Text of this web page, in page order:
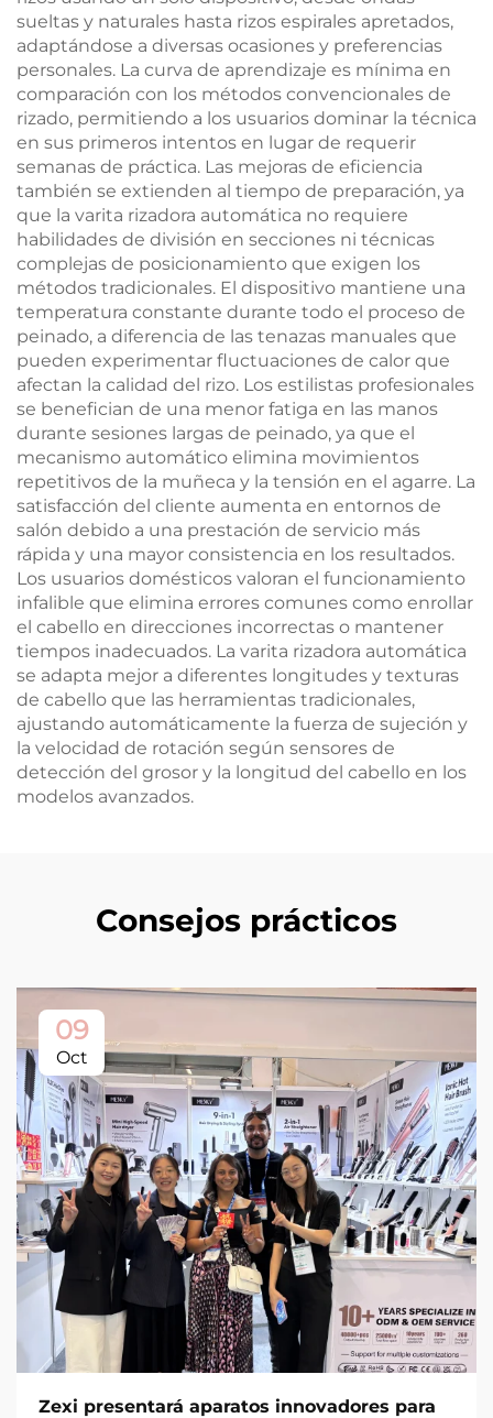
sueltas y naturales hasta rizos espirales apretados,
adaptándose a diversas ocasiones y preferencias
personales. La curva de aprendizaje es mínima en
comparación con los métodos convencionales de
rizado, permitiendo a los usuarios dominar la técnica
en sus primeros intentos en lugar de requerir
semanas de práctica. Las mejoras de eficiencia
también se extienden al tiempo de preparación, ya
que la varita rizadora automática no requiere
habilidades de división en secciones ni técnicas
complejas de posicionamiento que exigen los
métodos tradicionales. El dispositivo mantiene una
temperatura constante durante todo el proceso de
peinado, a diferencia de las tenazas manuales que
pueden experimentar fluctuaciones de calor que
afectan la calidad del rizo. Los estilistas profesionales
se benefician de una menor fatiga en las manos
durante sesiones largas de peinado, ya que el
mecanismo automático elimina movimientos
repetitivos de la muñeca y la tensión en el agarre. La
satisfacción del cliente aumenta en entornos de
salón debido a una prestación de servicio más
rápida y una mayor consistencia en los resultados.
Los usuarios domésticos valoran el funcionamiento
infalible que elimina errores comunes como enrollar
el cabello en direcciones incorrectas o mantener
tiempos inadecuados. La varita rizadora automática
se adapta mejor a diferentes longitudes y texturas
de cabello que las herramientas tradicionales,
ajustando automáticamente la fuerza de sujeción y
la velocidad de rotación según sensores de
detección del grosor y la longitud del cabello en los
modelos avanzados.
Consejos prácticos
09
Oct
Zexi presentará aparatos innovadores para